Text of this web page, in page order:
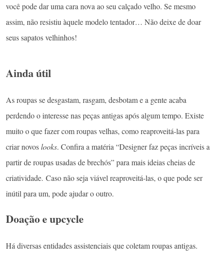
você pode dar uma cara nova ao seu calçado velho. Se mesmo
assim, não resistiu àquele modelo tentador… Não deixe de doar
seus sapatos velhinhos!
Ainda útil
As roupas se desgastam, rasgam, desbotam e a gente acaba
perdendo o interesse nas peças antigas após algum tempo. Existe
muito o que fazer com roupas velhas, como reaproveitá-las para
criar novoslooks. Confira a matéria “Designer faz peças incríveis a
partir de roupas usadas de brechós” para mais ideias cheias de
criatividade. Caso não seja viável reaproveitá-las, o que pode ser
inútil para um, pode ajudar o outro.
Doação e upcycle
Há diversas entidades assistenciais que coletam roupas antigas.